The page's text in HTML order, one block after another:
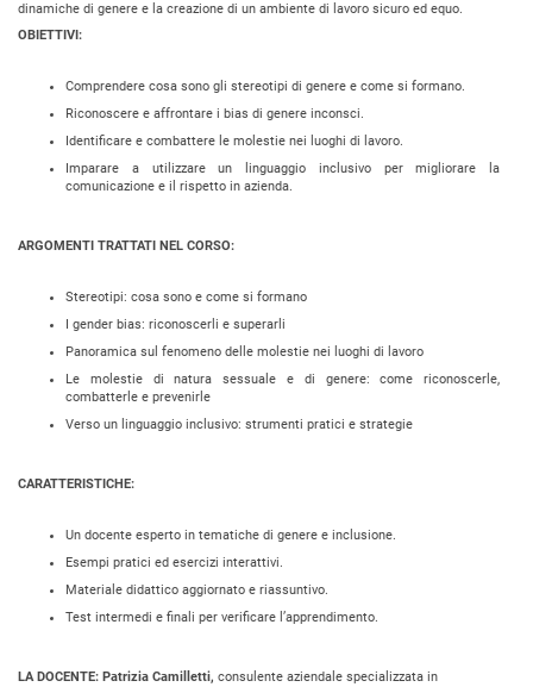
dinamiche di genere e la creazione di un ambiente di lavoro sicuro ed equo.
OBIETTIVI:
Comprendere cosa sono gli stereotipi di genere e come si formano.
Riconoscere e affrontare i bias di genere inconsci.
Identificare e combattere le molestie nei luoghi di lavoro.
Imparare a utilizzare un linguaggio inclusivo per migliorare la
comunicazione e il rispetto in azienda.
ARGOMENTI TRATTATI NEL CORSO:
Stereotipi: cosa sono e come si formano
I gender bias: riconoscerli e superarli
Panoramica sul fenomeno delle molestie nei luoghi di lavoro
Le molestie di natura sessuale e di genere: come riconoscerle,
combatterle e prevenirle
Verso un linguaggio inclusivo: strumenti pratici e strategie
CARATTERISTICHE:
Un docente esperto in tematiche di genere e inclusione.
Esempi pratici ed esercizi interattivi.
Materiale didattico aggiornato e riassuntivo.
Test intermedi e finali per verificare l’apprendimento.
LA DOCENTE: Patrizia Camilletti, consulente aziendale specializzata in